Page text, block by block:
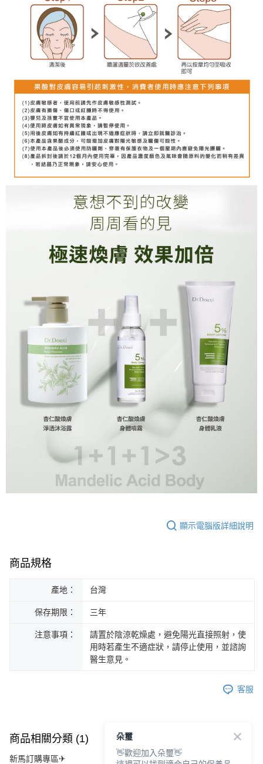
顯示電腦版詳細說明
商品規格
產地： 台灣
保存期限： 三年
注意事項：
請置於陰涼乾燥處，避免陽光直接照射，使
用時若產生不適症狀，請停止使用，並諮詢
醫生意見。
客服
商品相關分類 (1)
新馬訂購專區✈
朵璽
👋歡迎加入朵璽👋